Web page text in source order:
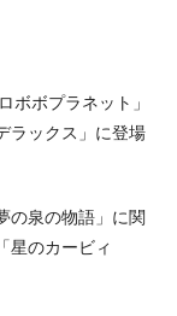
ボプラネット」
ラックス」に登場
泉の物語」に関
星のカービィ